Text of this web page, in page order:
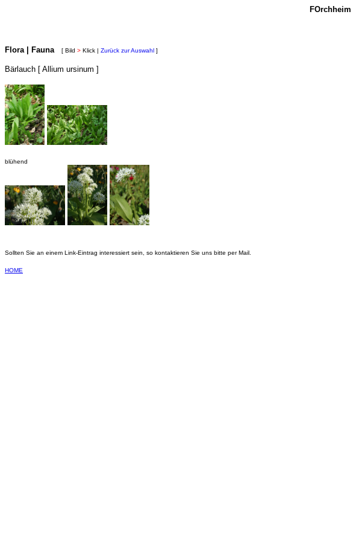
FOrchheim
Flora | Fauna [ Bild > Klick | Zurück zur Auswahl ]
Bärlauch [ Allium ursinum ]
blühend
Sollten Sie an einem Link-Eintrag interessiert sein, so kontaktieren Sie uns bitte per Mail.
HOME